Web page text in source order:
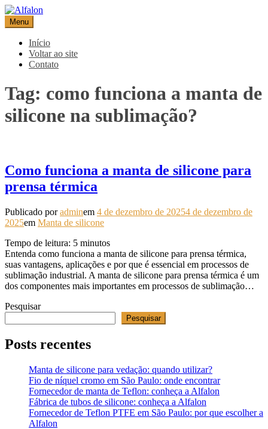
Pular
para
o
conteúdo
Alfalon
comércio e serviços pertinentes aos produtos de embalagens
Menu
Início
Voltar ao site
Contato
Tag: como funciona a manta de
silicone na sublimação?
Como funciona a manta de silicone para
prensa térmica
Publicado poradminem 4 de dezembro de 20254 de dezembro de
2025em Manta de silicone
Tempo de leitura: 5 minutos
Entenda como funciona a manta de silicone para prensa térmica,
suas vantagens, aplicações e por que é essencial em processos de
sublimação industrial. A manta de silicone para prensa térmica é um
dos componentes mais importantes em processos de sublimação…
Pesquisar
Pesquisar
Posts recentes
Manta de silicone para vedação: quando utilizar?
Fio de níquel cromo em São Paulo: onde encontrar
Fornecedor de manta de Teflon: conheça a Alfalon
Fábrica de tubos de silicone: conheça a Alfalon
Fornecedor de Teflon PTFE em São Paulo: por que escolher a
Alfalon